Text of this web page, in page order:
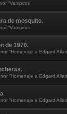
“Vampiros”
de mosquito.
“Vampiros”
de 1970.
“Homenaje a Edgard
“Homenaje a Edgard
“Homenaje a Edgard